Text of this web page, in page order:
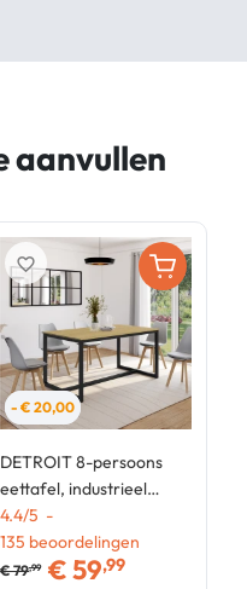
aanvullen
- € 20,00
DETROIT 8-persoons
eettafel, industrieel
ontwerp 150 cm
4.4/5 -
135 beoordelingen
€79,99 €59,99
favorite_border